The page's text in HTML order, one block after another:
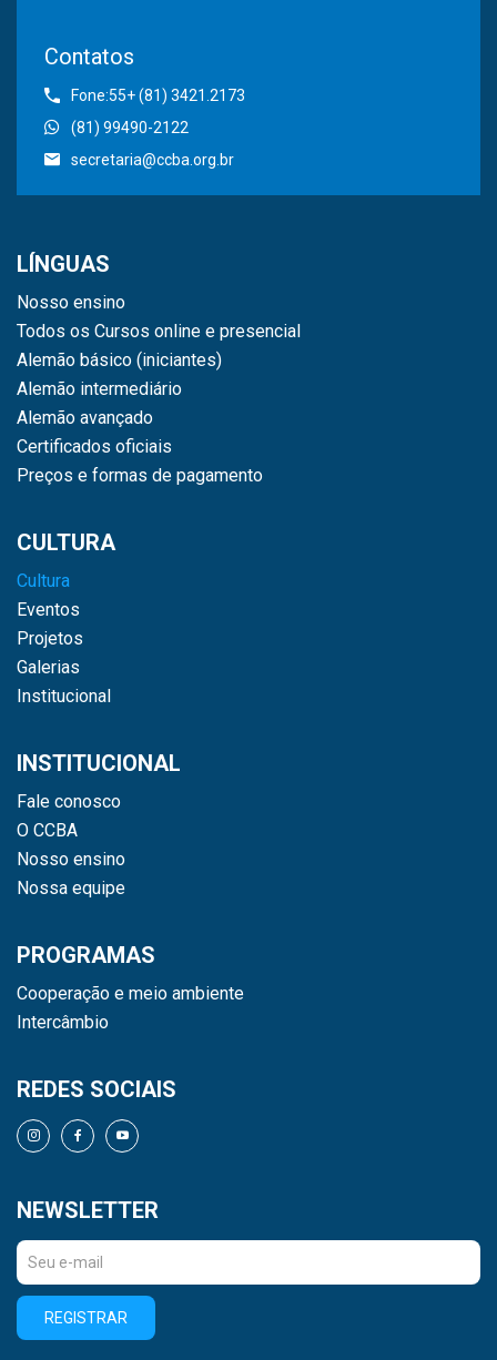
Contatos
Fone:55+ (81) 3421.2173
(81) 99490-2122
secretaria@ccba.org.br
LÍNGUAS
Nosso ensino
Todos os Cursos online e presencial
Alemão básico (iniciantes)
Alemão intermediário
Alemão avançado
Certificados oficiais
Preços e formas de pagamento
CULTURA
Cultura
Eventos
Projetos
Galerias
Institucional
INSTITUCIONAL
Fale conosco
O CCBA
Nosso ensino
Nossa equipe
PROGRAMAS
Cooperação e meio ambiente
Intercâmbio
REDES SOCIAIS
NEWSLETTER
REGISTRAR